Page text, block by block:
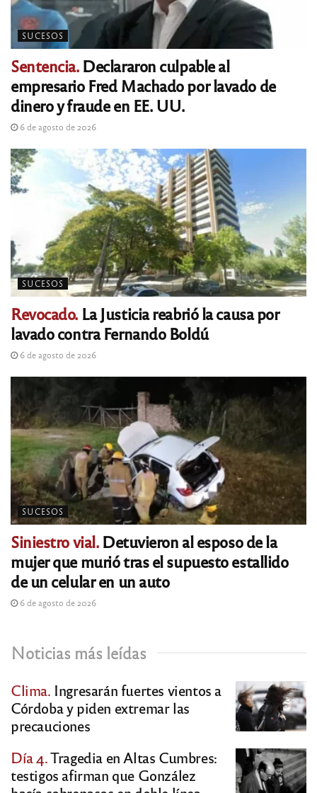
SUCESOS
Sentencia.Declararon culpable al
empresario Fred Machado por lavado de
dinero y fraude en EE. UU.
6 de agosto de 2026
SUCESOS
Revocado. La Justicia reabrió la causa por
lavado contra Fernando Boldú
6 de agosto de 2026
SUCESOS
Siniestro vial.Detuvieron al esposo de la
mujer que murió tras el supuesto estallido
de un celular en un auto
6 de agosto de 2026
Noticias más leídas
Clima. Ingresarán fuertes vientos a
Córdoba y piden extremar las
precauciones
Día 4.Tragedia en Altas Cumbres:
testigos afirman que González